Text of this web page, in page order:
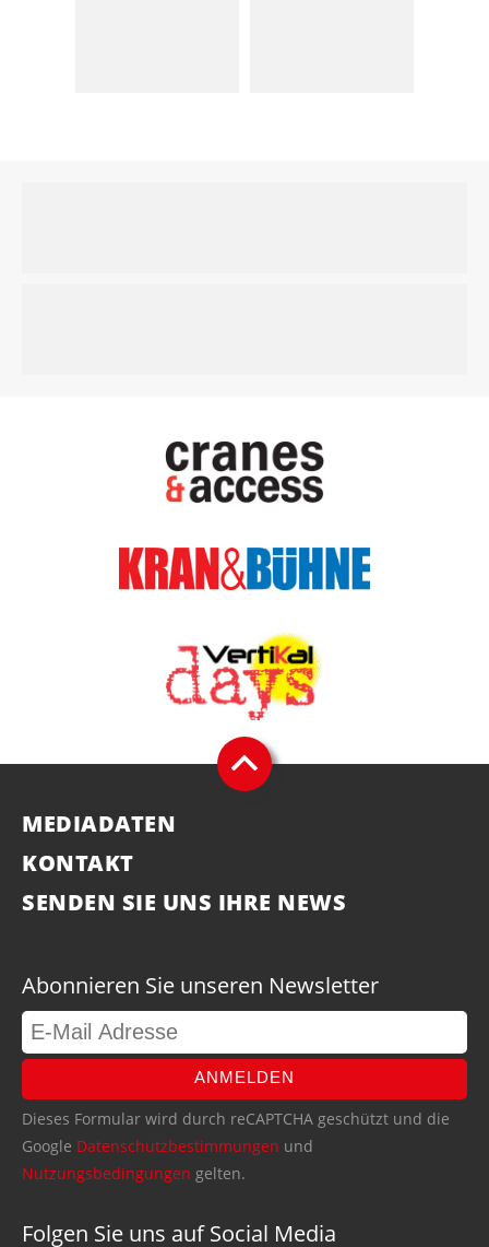
MEDIADATEN
KONTAKT
SENDEN SIE UNS IHRE NEWS
Abonnieren Sie unseren Newsletter
ANMELDEN
Dieses Formular wird durch reCAPTCHA geschützt und die
Google Datenschutzbestimmungen und
Nutzungsbedingungen gelten.
Folgen Sie uns auf Social Media